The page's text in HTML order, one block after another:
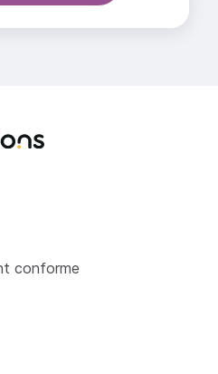
conforme